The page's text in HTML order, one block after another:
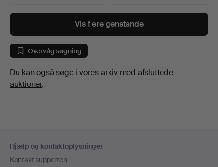
Vis flere genstande
Overvåg søgning
Du kan også søge i vores arkiv med afsluttede
auktioner.
Hjælp og kontaktoplysninger
Kontakt supporten